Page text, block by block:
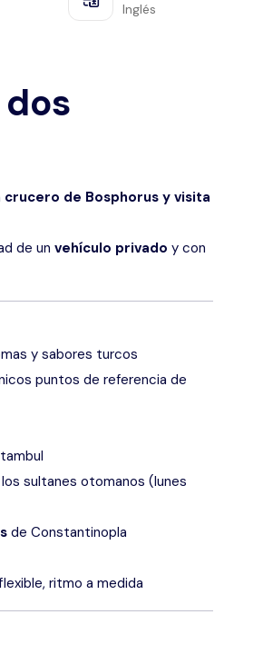
Inglés
de Bosphorus y visita
de un vehículo privado y con
y sabores turcos
puntos de referencia de
sultanes otomanos (lunes
de Constantinopla
ritmo a medida